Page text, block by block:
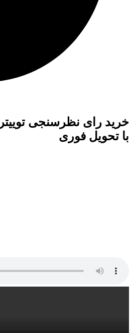
خرید رای نظرسنجی
با تحویل فوری